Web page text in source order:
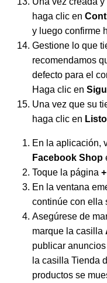
haga clic en
y luego confirme
Gestione lo que
recomendamos
defecto para el
Haga clic en
Una vez que su
haga clic en Listo
En la aplicación,
Facebook Shop
Toque la página
En la ventana
continúe con ella
Asegúrese de
marque la casilla
publicar
la casilla Tienda
productos se